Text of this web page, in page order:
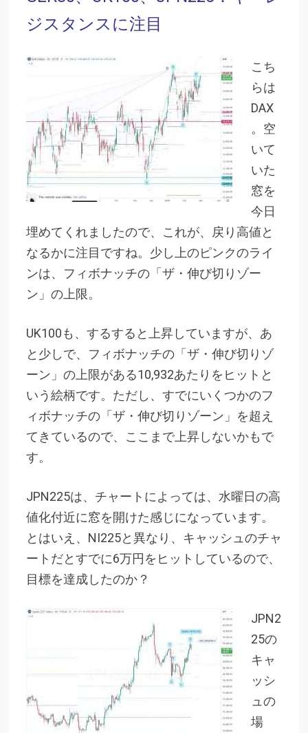
ジスタンスに注目
こち
らは
DAX
。空
いて
いた
窓を
今日
埋めてくれましたので、これが、戻り高値と
なるかに注目ですね。少し上のピンクのライ
ンは、フィボナッチの「ザ・伸び切りゾー
ン」の上限。
UK100も、するすると上昇していますが、あ
と少しで、フィボナッチの「ザ・伸び切りゾ
ーン」の上限がある10,932あたりをヒットと
いう絵柄です。ただし、すでにいくつかのフ
ィボナッチの「ザ・伸び切りゾーン」を超え
てきているので、ここまで上昇しないかもで
す。
JPN225は、チャートによっては、水曜日の高
値化付近に窓を開けた感じになっています。
とはいえ、NI225と異なり、キャッシュのチャ
ートだとすでに6万円をヒットしているので、
目標を達成したのか？
JPN2
25の
キャ
ッシ
ュの
場